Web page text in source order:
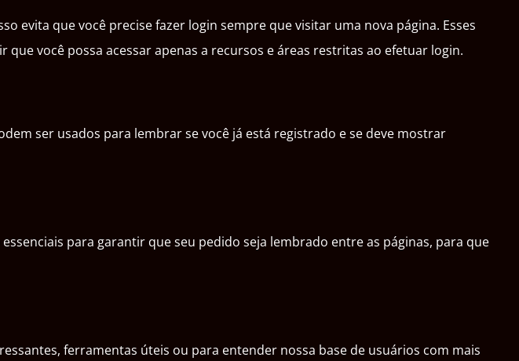
evita que você precise fazer login sempre que visitar uma nova página. Esses
você possa acessar apenas a recursos e áreas restritas ao efetuar login.
ser usados para lembrar se você já está registrado e se deve mostrar
para garantir que seu pedido seja lembrado entre as páginas, para que
ferramentas úteis ou para entender nossa base de usuários com mais